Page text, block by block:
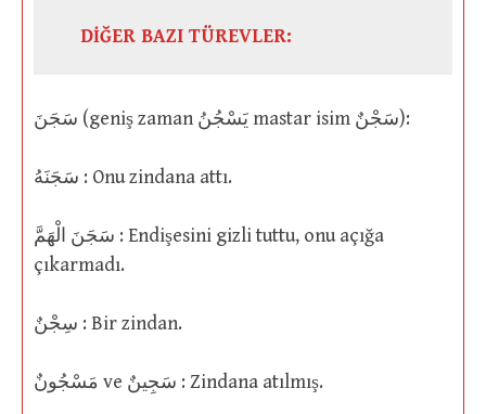
DİĞER BAZI TÜREVLER:
سَجَنَ (geniş zaman يَسْجُنُ mastar isim سَجْنٌ):
سَجَنَهُ : Onu zindana attı.
سَجَنَ الْهَمَّ : Endişesini gizli tuttu, onu açığa
çıkarmadı.
سِجْنٌ : Bir zindan.
مَسْجُونٌ ve سَجِينٌ : Zindana atılmış.